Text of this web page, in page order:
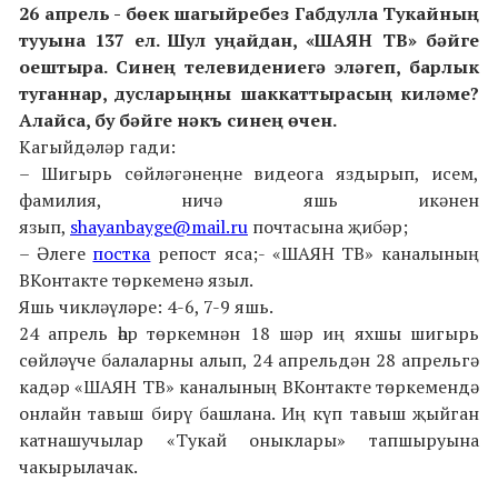
26 апрель - бөек шагыйребез Габдулла Тукайның
тууына 137 ел. Шул уңайдан, «ШАЯН ТВ» бәйге
оештыра. Синең телевидениегә эләгеп, барлык
туганнар, дусларыңны шаккаттырасың киләме?
Алайса, бу бәйге нәкъ синең өчен.
Кагыйдәләр гади:
– Шигырь сөйләгәнеңне видеога яздырып, исем,
фамилия, ничә яшь икәнен
язып, shayanbayge@mail.ru почтаcына җибәр;
– Әлеге постка репост яса;- «ШАЯН ТВ» каналының
ВКонтакте төркеменә языл.
Яшь чикләүләре: 4-6, 7-9 яшь.
24 апрель һәр төркемнән 18 шәр иң яхшы шигырь
сөйләүче балаларны алып, 24 апрельдән 28 апрельгә
кадәр «ШАЯН ТВ» каналының ВКонтакте төркемендә
онлайн тавыш бирү башлана. Иң күп тавыш җыйган
катнашучылар «Тукай оныклары» тапшыруына
чакырылачак.